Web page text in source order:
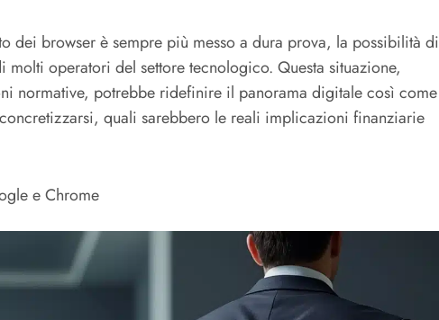
dei browser è sempre più messo a dura prova, la possibilità di
molti operatori del settore tecnologico. Questa situazione,
normative, potrebbe ridefinire il panorama digitale così come
quali sarebbero le reali implicazioni finanziarie
e Chrome